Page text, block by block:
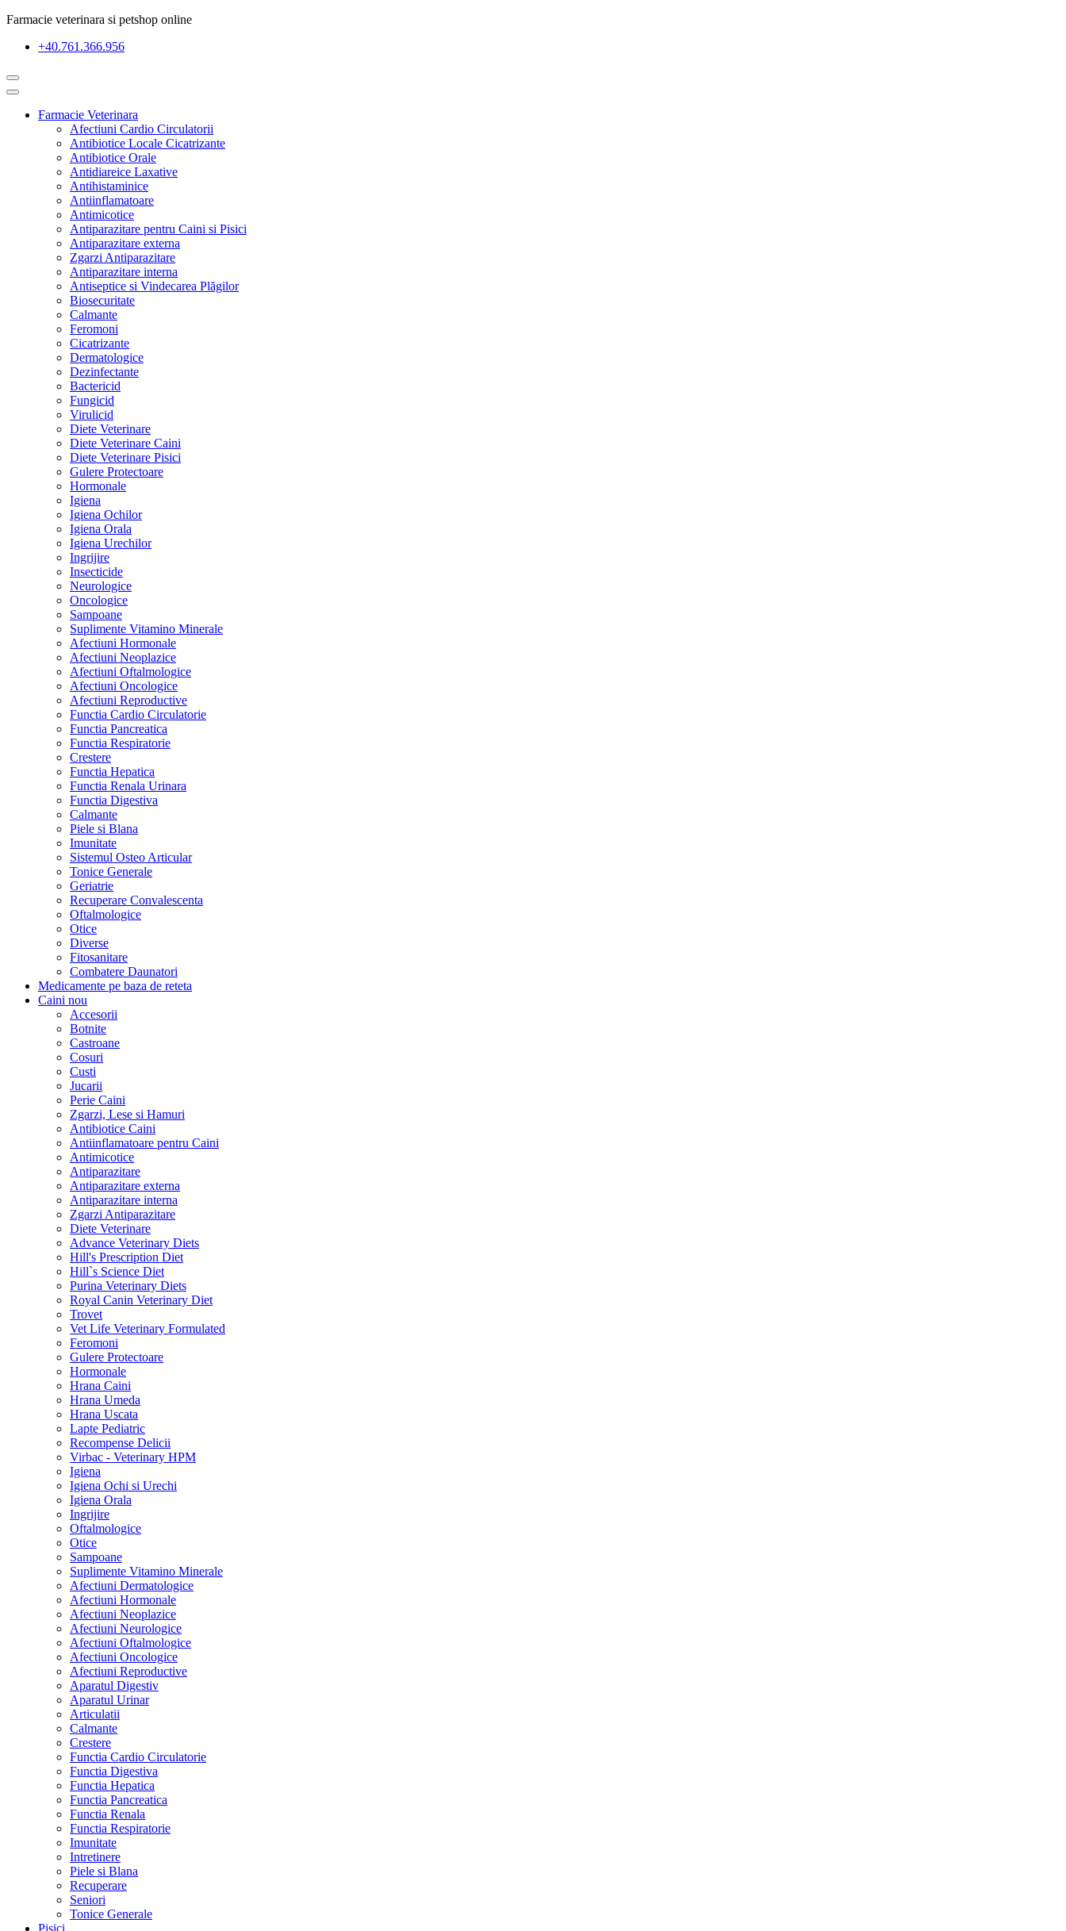
Farmacie veterinara si petshop online
+40.761.366.956
Farmacie Veterinara
Afectiuni Cardio Circulatorii
Antibiotice Locale Cicatrizante
Antibiotice Orale
Antidiareice Laxative
Antihistaminice
Antiinflamatoare
Antimicotice
Antiparazitare pentru Caini si Pisici
Antiparazitare externa
Zgarzi Antiparazitare
Antiparazitare interna
Antiseptice si Vindecarea Plăgilor
Biosecuritate
Calmante
Feromoni
Cicatrizante
Dermatologice
Dezinfectante
Bactericid
Fungicid
Virulicid
Diete Veterinare
Diete Veterinare Caini
Diete Veterinare Pisici
Gulere Protectoare
Hormonale
Igiena
Igiena Ochilor
Igiena Orala
Igiena Urechilor
Ingrijire
Insecticide
Neurologice
Oncologice
Sampoane
Suplimente Vitamino Minerale
Afectiuni Hormonale
Afectiuni Neoplazice
Afectiuni Oftalmologice
Afectiuni Oncologice
Afectiuni Reproductive
Functia Cardio Circulatorie
Functia Pancreatica
Functia Respiratorie
Crestere
Functia Hepatica
Functia Renala Urinara
Functia Digestiva
Calmante
Piele si Blana
Imunitate
Sistemul Osteo Articular
Tonice Generale
Geriatrie
Recuperare Convalescenta
Oftalmologice
Otice
Diverse
Fitosanitare
Combatere Daunatori
Medicamente pe baza de reteta
Caini nou
Accesorii
Botnite
Castroane
Cosuri
Custi
Jucarii
Perie Caini
Zgarzi, Lese si Hamuri
Antibiotice Caini
Antiinflamatoare pentru Caini
Antimicotice
Antiparazitare
Antiparazitare externa
Antiparazitare interna
Zgarzi Antiparazitare
Diete Veterinare
Advance Veterinary Diets
Hill's Prescription Diet
Hill`s Science Diet
Purina Veterinary Diets
Royal Canin Veterinary Diet
Trovet
Vet Life Veterinary Formulated
Feromoni
Gulere Protectoare
Hormonale
Hrana Caini
Hrana Umeda
Hrana Uscata
Lapte Pediatric
Recompense Delicii
Virbac - Veterinary HPM
Igiena
Igiena Ochi si Urechi
Igiena Orala
Ingrijire
Oftalmologice
Otice
Sampoane
Suplimente Vitamino Minerale
Afectiuni Dermatologice
Afectiuni Hormonale
Afectiuni Neoplazice
Afectiuni Neurologice
Afectiuni Oftalmologice
Afectiuni Oncologice
Afectiuni Reproductive
Aparatul Digestiv
Aparatul Urinar
Articulatii
Calmante
Crestere
Functia Cardio Circulatorie
Functia Digestiva
Functia Hepatica
Functia Pancreatica
Functia Renala
Functia Respiratorie
Imunitate
Intretinere
Piele si Blana
Recuperare
Seniori
Tonice Generale
Pisici